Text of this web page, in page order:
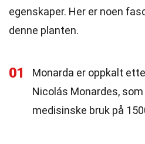
egenskaper. Her er noen
denne planten.
01
Monarda er oppkalt
Nicolás Monardes,
medisinske bruk på